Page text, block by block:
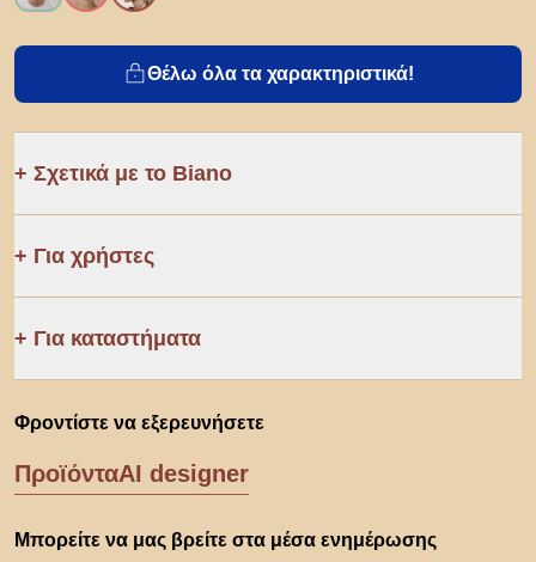
Θέλω όλα τα χαρακτηριστικά!
Σχετικά με το Biano
Για χρήστες
Για καταστήματα
Φροντίστε να εξερευνήσετε
ΠροϊόνταAI designer
Μπορείτε να μας βρείτε στα μέσα ενημέρωσης